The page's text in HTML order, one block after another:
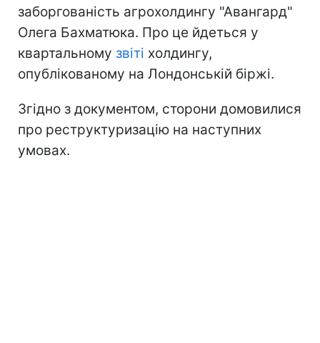
заборгованість агрохолдингу "Авангард"
Олега Бахматюка. Про це йдеться у
квартальному звіті холдингу,
опублікованому на Лондонській біржі.
Згідно з документом, сторони домовилися
про реструктуризацію на наступних
умовах.